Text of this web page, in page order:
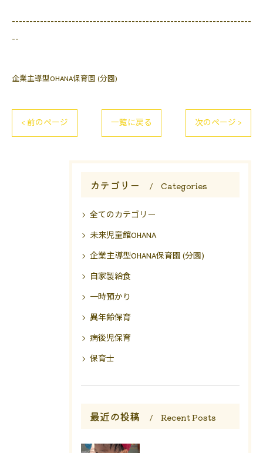
--------------------------------------------------------------------
--
企業主導型OHANA保育園 (分園)
< 前のページ 一覧に戻る 次のページ >
カテゴリー Categories
全てのカテゴリー
未来児童館OHANA
企業主導型OHANA保育園 (分園)
自家製給食
一時預かり
異年齢保育
病後児保育
保育士
最近の投稿 Recent Posts